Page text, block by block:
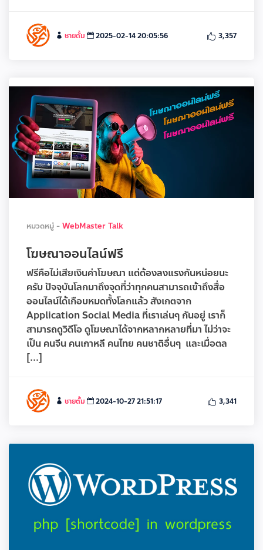
ชายตั้ม 2025-02-14 20:05:56 3,357
หมวดหมู่ - WebMaster Talk
โฆษณาออนไลน์ฟรี
ฟรีคือไม่เสียเงินค่าโฆษณา แต่ต้องลงแรงกันหน่อยนะ
ครับ ปัจจุบันโลกมาถึงจุดที่ว่าทุกคนสามารถเข้าถึงสื่อ
ออนไลน์ได้เกือบหมดทั้งโลกแล้ว สังเกตจาก
Application Social Media ที่เราเล่นๆ กันอยู่ เราก็
สามารถดูวิดีโอ ดูโฆษณาได้จากหลากหลายที่มา ไม่ว่าจะ
เป็น คนจีน คนเกาหลี คนไทย คนชาติอื่นๆ และเมื่อตล
[...]
ชายตั้ม 2024-10-27 21:51:17 3,341